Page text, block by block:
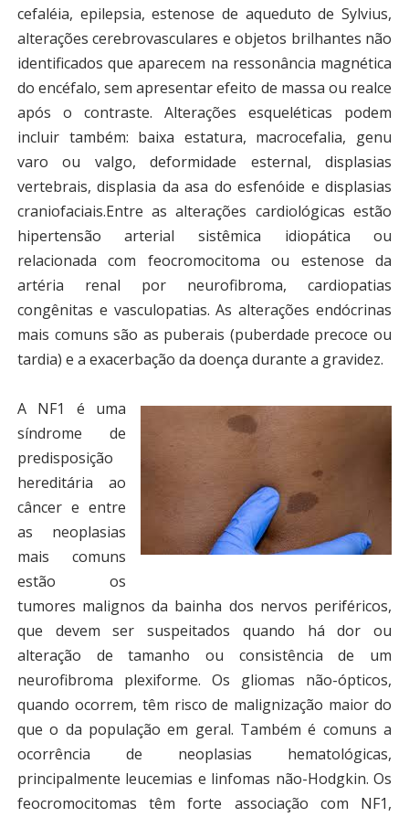
cefaléia, epilepsia, estenose de aqueduto de Sylvius,
alterações cerebrovasculares e objetos brilhantes não
identificados que aparecem na ressonância magnética
do encéfalo, sem apresentar efeito de massa ou realce
após o contraste. Alterações esqueléticas podem
incluir também: baixa estatura, macrocefalia, genu
varo ou valgo, deformidade esternal, displasias
vertebrais, displasia da asa do esfenóide e displasias
craniofaciais.Entre as alterações cardiológicas estão
hipertensão arterial sistêmica idiopática ou
relacionada com feocromocitoma ou estenose da
artéria renal por neurofibroma, cardiopatias
congênitas e vasculopatias. As alterações endócrinas
mais comuns são as puberais (puberdade precoce ou
tardia) e a exacerbação da doença durante a gravidez.
A NF1 é uma
síndrome de
predisposição
hereditária ao
câncer e entre
as neoplasias
mais comuns
estão os
tumores malignos da bainha dos nervos periféricos,
que devem ser suspeitados quando há dor ou
alteração de tamanho ou consistência de um
neurofibroma plexiforme. Os gliomas não-ópticos,
quando ocorrem, têm risco de malignização maior do
que o da população em geral. Também é comuns a
ocorrência de neoplasias hematológicas,
principalmente leucemias e linfomas não-Hodgkin. Os
feocromocitomas têm forte associação com NF1,